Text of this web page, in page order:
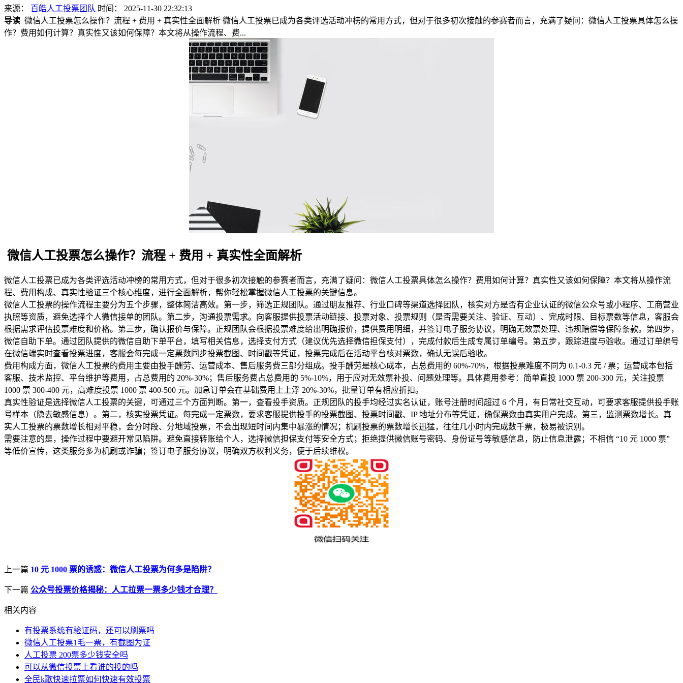
来源： 百皓人工投票团队 时间： 2025-11-30 22:32:13
导读 微信人工投票怎么操作？流程 + 费用 + 真实性全面解析 微信人工投票已成为各类评选活动冲榜的常用方式，但对于很多初次接触的参赛者而言，充满了疑问：微信人工投票具体怎么操
作？费用如何计算？真实性又该如何保障？本文将从操作流程、费...
微信人工投票怎么操作？流程 + 费用 + 真实性全面解析
微信人工投票已成为各类评选活动冲榜的常用方式，但对于很多初次接触的参赛者而言，充满了疑问：微信人工投票具体怎么操作？费用如何计算？真实性又该如何保障？本文将从操作流
程、费用构成、真实性验证三个核心维度，进行全面解析，帮你轻松掌握微信人工投票的关键信息。
微信人工投票的操作流程主要分为五个步骤，整体简洁高效。第一步，筛选正规团队。通过朋友推荐、行业口碑等渠道选择团队，核实对方是否有企业认证的微信公众号或小程序、工商营业
执照等资质，避免选择个人微信接单的团队。第二步，沟通投票需求。向客服提供投票活动链接、投票对象、投票规则（是否需要关注、验证、互动）、完成时限、目标票数等信息，客服会
根据需求评估投票难度和价格。第三步，确认报价与保障。正规团队会根据投票难度给出明确报价，提供费用明细，并签订电子服务协议，明确无效票处理、违规赔偿等保障条款。第四步，
微信自助下单。通过团队提供的微信自助下单平台，填写相关信息，选择支付方式（建议优先选择微信担保支付），完成付款后生成专属订单编号。第五步，跟踪进度与验收。通过订单编号
在微信端实时查看投票进度，客服会每完成一定票数同步投票截图、时间戳等凭证，投票完成后在活动平台核对票数，确认无误后验收。
费用构成方面，微信人工投票的费用主要由投手酬劳、运营成本、售后服务费三部分组成。投手酬劳是核心成本，占总费用的 60%-70%，根据投票难度不同为 0.1-0.3 元 / 票；运营成本包括
客服、技术监控、平台维护等费用，占总费用的 20%-30%；售后服务费占总费用的 5%-10%，用于应对无效票补投、问题处理等。具体费用参考：简单直投 1000 票 200-300 元，关注投票
1000 票 300-400 元，高难度投票 1000 票 400-500 元。加急订单会在基础费用上上浮 20%-30%，批量订单有相应折扣。
真实性验证是选择微信人工投票的关键，可通过三个方面判断。第一，查看投手资质。正规团队的投手均经过实名认证，账号注册时间超过 6 个月，有日常社交互动，可要求客服提供投手账
号样本（隐去敏感信息）。第二，核实投票凭证。每完成一定票数，要求客服提供投手的投票截图、投票时间戳、IP 地址分布等凭证，确保票数由真实用户完成。第三，监测票数增长。真
实人工投票的票数增长相对平稳，会分时段、分地域投票，不会出现短时间内集中暴涨的情况；机刷投票的票数增长迅猛，往往几小时内完成数千票，极易被识别。
需要注意的是，操作过程中要避开常见陷阱。避免直接转账给个人，选择微信担保支付等安全方式；拒绝提供微信账号密码、身份证号等敏感信息，防止信息泄露；不相信 “10 元 1000 票”
等低价宣传，这类服务多为机刷或诈骗；签订电子服务协议，明确双方权利义务，便于后续维权。
上一篇 10 元 1000 票的诱惑：微信人工投票为何多是陷阱？
下一篇 公众号投票价格揭秘：人工拉票一票多少钱才合理？
相关内容
有投票系统有验证码，还可以刷票吗
微信人工投票1毛一票，有截图为证
人工投票 200票多少钱安全吗
可以从微信投票上看谁的投的吗
全民k歌快速拉票如何快速有效投票